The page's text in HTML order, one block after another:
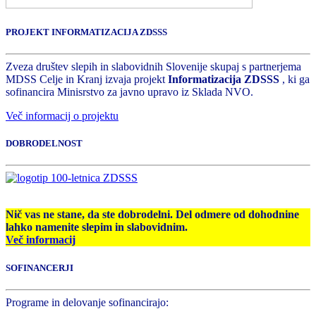
PROJEKT INFORMATIZACIJA ZDSSS
Zveza društev slepih in slabovidnih Slovenije skupaj s partnerjema
MDSS Celje in Kranj izvaja projekt Informatizacija ZDSSS , ki ga
sofinancira Minisrstvo za javno upravo iz Sklada NVO.
Več informacij o projektu
DOBRODELNOST
Nič vas ne stane, da ste dobrodelni. Del odmere od dohodnine
lahko namenite slepim in slabovidnim.
Več informacij
SOFINANCERJI
Programe in delovanje sofinancirajo: